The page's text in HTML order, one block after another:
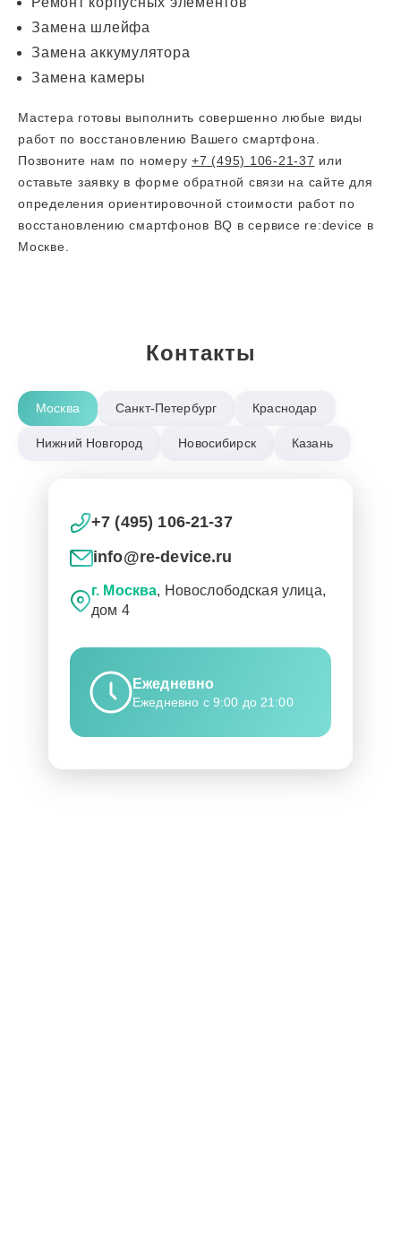
Замена шлейфа
Замена аккумулятора
Замена камеры
Мастера готовы выполнить совершенно любые виды
работ по восстановлению Вашего смартфона.
Позвоните нам по номеру +7 (495) 106-21-37 или
оставьте заявку в форме обратной связи на сайте для
определения ориентировочной стоимости работ по
восстановлению смартфонов BQ в сервисе re:device в
Москве.
Контакты
Москва Санкт-Петербург Краснодар
Нижний Новгород Новосибирск Казань
+7 (495) 106-21-37
info@re-device.ru
г. Москва, Новослободская улица,
дом 4
Ежедневно
Ежедневно с 9:00 до 21:00